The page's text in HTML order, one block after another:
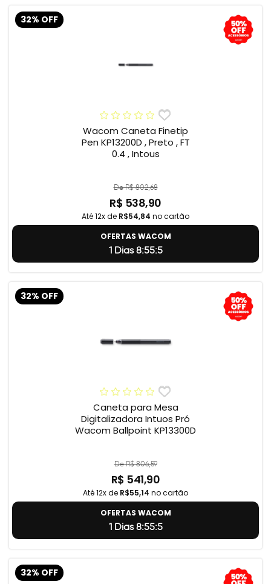
32% OFF
Wacom Caneta Finetip
Pen KP13200D , Preto , FT
0.4 , Intous
De R$ 802,68
R$ 538,90
Até 12x de R$54,84 no cartão
OFERTAS WACOM
1 Dias 8:55:4
32% OFF
Caneta para Mesa
Digitalizadora Intuos Pró
Wacom Ballpoint KP13300D
De R$ 806,59
R$ 541,90
Até 12x de R$55,14 no cartão
OFERTAS WACOM
1 Dias 8:55:4
32% OFF